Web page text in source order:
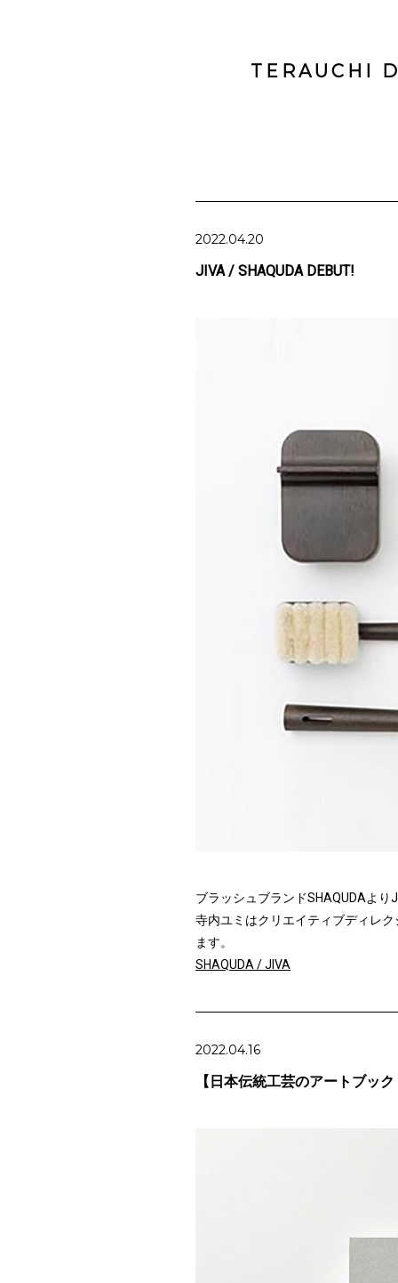
TERAUCHI
2022.04.20
JIVA / SHAQUDA DEBUT!
ブラッシュブランドSHAQUDAよ
寺内ユミはクリエイティブディレ
ます。
SHAQUDA / JIVA
2022.04.16
【日本伝統工芸のアートブッ